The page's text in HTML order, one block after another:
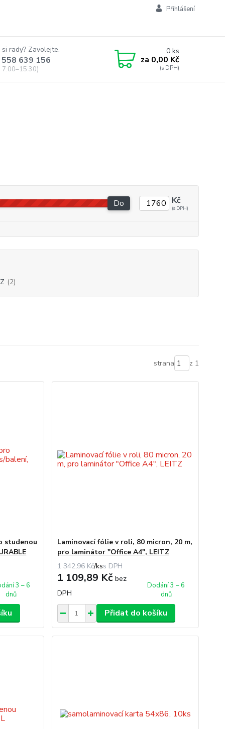
Přihlášení
rady? Zavolejte.
639 156
7:00–15:30)
0ks
za 0,00 Kč
Do Kč
(2)
strana z 1
studenou
3 – 6
dnů
Laminovací fólie v roli, 80 micron, 20 m,
pro laminátor "Office A4", LEITZ
1 342,96 Kč/ks
1 109,89 Kč bez
DPH
Dodání 3 – 6
dnů
Přidat do košíku